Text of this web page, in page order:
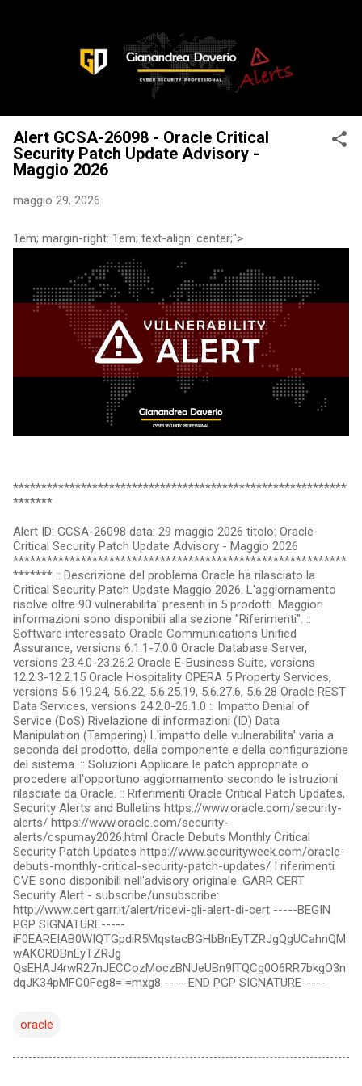
Alert GCSA-26098 - Oracle Critical
Security Patch Update Advisory -
Maggio 2026
maggio 29, 2026
1em; margin-right: 1em; text-align: center;">
***********************************************************
*******
Alert ID: GCSA-26098 data: 29 maggio 2026 titolo: Oracle
Critical Security Patch Update Advisory - Maggio 2026
***********************************************************
******* :: Descrizione del problema Oracle ha rilasciato la
Critical Security Patch Update Maggio 2026. L'aggiornamento
risolve oltre 90 vulnerabilita' presenti in 5 prodotti. Maggiori
informazioni sono disponibili alla sezione "Riferimenti". ::
Software interessato Oracle Communications Unified
Assurance, versions 6.1.1-7.0.0 Oracle Database Server,
versions 23.4.0-23.26.2 Oracle E-Business Suite, versions
12.2.3-12.2.15 Oracle Hospitality OPERA 5 Property Services,
versions 5.6.19.24, 5.6.22, 5.6.25.19, 5.6.27.6, 5.6.28 Oracle REST
Data Services, versions 24.2.0-26.1.0 :: Impatto Denial of
Service (DoS) Rivelazione di informazioni (ID) Data
Manipulation (Tampering) L'impatto delle vulnerabilita' varia a
seconda del prodotto, della componente e della configurazione
del sistema. :: Soluzioni Applicare le patch appropriate o
procedere all'opportuno aggiornamento secondo le istruzioni
rilasciate da Oracle. :: Riferimenti Oracle Critical Patch Updates,
Security Alerts and Bulletins https://www.oracle.com/security-
alerts/ https://www.oracle.com/security-
alerts/cspumay2026.html Oracle Debuts Monthly Critical
Security Patch Updates https://www.securityweek.com/oracle-
debuts-monthly-critical-security-patch-updates/ I riferimenti
CVE sono disponibili nell'advisory originale. GARR CERT
Security Alert - subscribe/unsubscribe:
http://www.cert.garr.it/alert/ricevi-gli-alert-di-cert -----BEGIN
PGP SIGNATURE-----
iF0EAREIAB0WIQTGpdiR5MqstacBGHbBnEyTZRJgQgUCahnQM
wAKCRDBnEyTZRJg
QsEHAJ4rwR27nJECCozMoczBNUeUBn9lTQCg0O6RR7bkgO3n
dqJK34pMFC0Feg8= =mxg8 -----END PGP SIGNATURE-----
oracle